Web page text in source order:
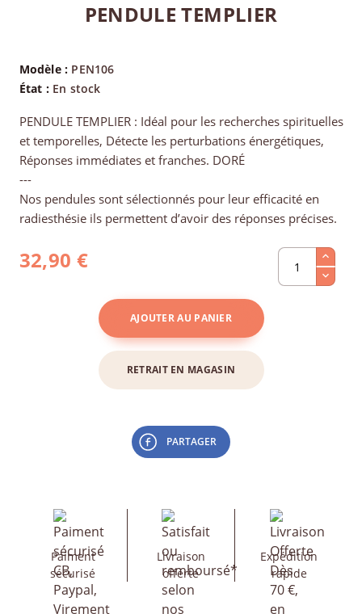
PENDULE TEMPLIER
Modèle : PEN106
État : En stock
PENDULE TEMPLIER : Idéal pour les recherches spirituelles
et temporelles, Détecte les perturbations énergétiques,
Réponses immédiates et franches. DORÉ
---
Nos pendules sont sélectionnés pour leur efficacité en
radiesthésie ils permettent d’avoir des réponses précises.
32,90 €
AJOUTER AU PANIER
RETRAIT EN MAGASIN
PARTAGER
Paiment
sécurisé
Livraison
offerte
Expédition
rapide